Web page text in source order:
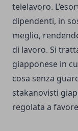
telelavoro.
dipendenti, in
meglio,
di lavoro. Si
giapponese in
cosa senza
stakanovisti
regolata a